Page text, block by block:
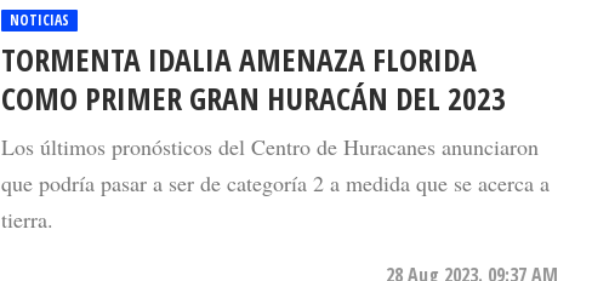
TORMENTA IDALIA AMENAZA FLORIDA
COMO PRIMER GRAN HURACÁN DEL 2023
Los últimos pronósticos del Centro de Huracanes anunciaron
que podría pasar a ser de categoría 2 a medida que se acerca a
tierra.